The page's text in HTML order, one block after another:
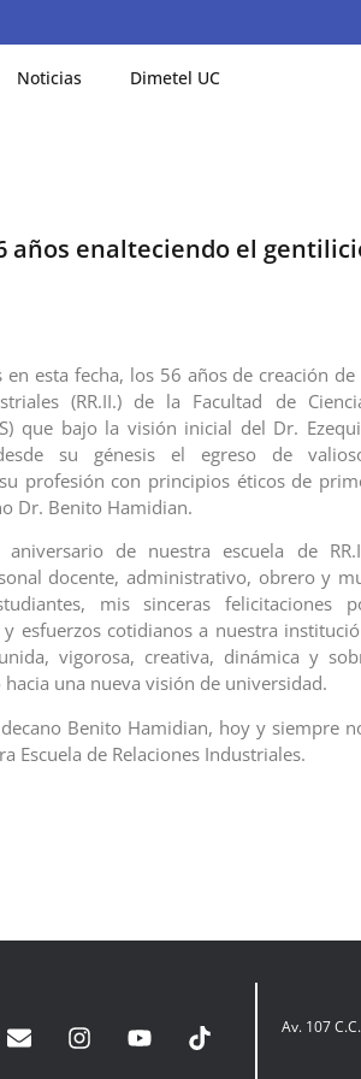
Noticias Dimetel UC
años enalteciendo el
esta fecha, los 56 años de creación de
(RR.II.) de la Facultad de
que bajo la visión inicial del Dr.
su génesis el egreso de
profesión con principios éticos de
Dr. Benito Hamidian.
de nuestra escuela de
docente, administrativo, obrero y
mis sinceras felicitaciones
esfuerzos cotidianos a nuestra
vigorosa, creativa, dinámica y
una nueva visión de universidad.
Benito Hamidian, hoy y siempre
Escuela de Relaciones Industriales.
Av. 107